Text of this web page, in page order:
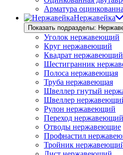
Арматура
Нержавейка
Показать подразделы:
Уголок нержавеющий
Круг нержавеющий
Квадрат нержавеющий
Шестигранник
Полоса нержавеющая
Труба нержавеющая
Швеллер гнутый
Швеллер
Рулон нержавеющий
Переход нержавеющий
Отводы нержавеющие
Профнастил
Тройник